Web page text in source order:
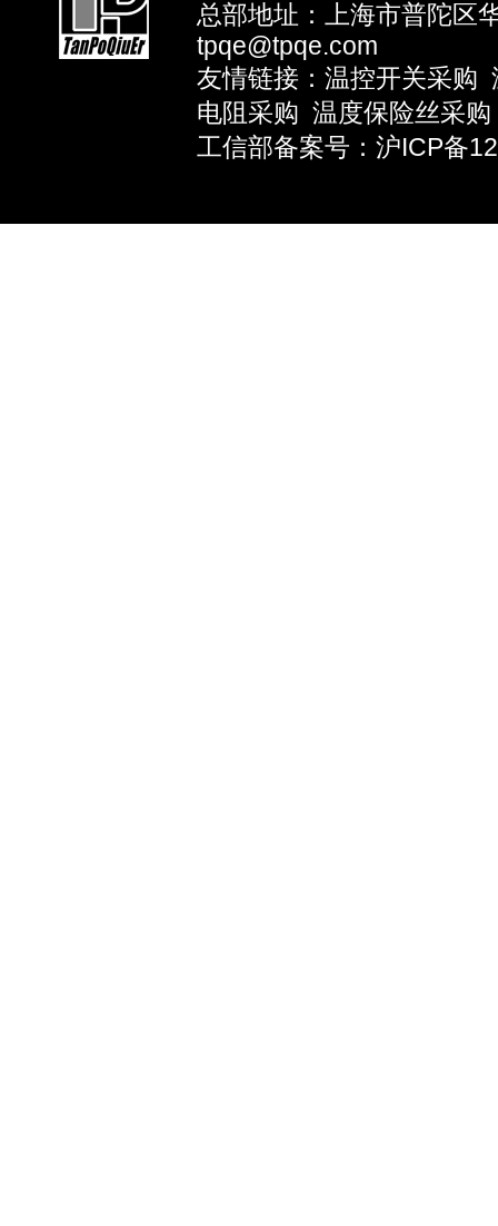
总部地址：上海市普陀区
tpqe@tpqe.com
友情链接： 温控开关采购
电阻采购 温度保险丝采购
工信部备案号：沪ICP备